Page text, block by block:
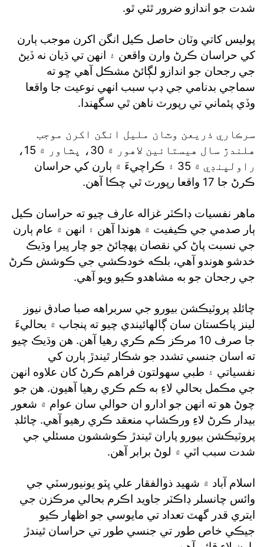
شدت جو اندازو ضرور ٿئي ٿو.
پوليس کاتي وٽان حاصل ڪيل انگن اکرن موجب ٻارن
کي حراسان ڪرڻ وارن واقعن ۽ انهن تي ڌيان نه ڏيڻ
جي رجحان جو اندازو لڳائڻ مشڪل آهي ڇو ته
سماجي بدنامي جي ڊپ سبب انهي نوعيت جا واقعا
وڏي پئماني تي رپورٽ ناهن ٿي سگهندا.
سرڪاري ذريعن وٽان مليل انگن اکرن موجب
هلندڙ سال هيستائين لاهور ۾ 30، پشاور ۾ 15،
راولپنڊي ۾ 35 ۽ ڪراچيءَ ۾ ٻارن کي حراسان
ڪرڻ جا 17 واقعا رپورٽ ٿي چڪا آهن.
ماهر نفسيات ڊاڪٽر غزاله عارف چيو ته حراسان ڪيل
ٻار صدمي جي ڪيفيت ۾ هوندا آهن ۽ انهن ۾ عام ٻارن
جي نسبت پاڻ کي نقصان پهچائڻ جو چار ڀيرا وڌيڪ
خدشو هوندو آهي، بلڪه خودڪشي جي ڪوشش ڪرڻ
جي رجحان جو به مشاهدو ڪيو ويو آهي.
چائلڊ پروٽيڪشن بيورو جي سربراهه صبا صادق نيوز
لينز پاڪستان سان ڳالهائيندي چيو ته پنجاب ۾ بحاليءَ
جا صرف 10 مرڪز ڪم ڪري رهيا آهن. هن وڌيڪ چيو
ته اسان جنسي تشدد جو شڪار ٿيندڙ ٻارن کي
نفسياتي ۽ طبي سهولتون فراهم ڪرڻ کان علاوه انهن
جي مڪمل بحالي لاءِ به ڪم ڪري رهيا آهيون. هن جو
چوڻ هو ته انهن جو ادارو ان حوالي سان عوام ۾ شعور
بيدار ڪرڻ لاءِ ورڪشاپ منعقد ڪري رهيو آهي. چائلڊ
پروٽيڪشن بيورو پاران ٿيندڙ ڪوششون مسئلي جي
شدت سبب اٽي ۾ لوڻ برابر آهن.
اسلام آباد ۾ شهيد ذوالفقار علي ڀٽو يونيورسٽي جي
وائس چانسلر ڊاڪٽر جاويد اڪرم بحالي مرڪزن جي
ايتري قدر گهٽ تعداد تي مايوسي جو اظهار ڪيو
جيڪي خاص طور تي جنسي طور تي حراسان ٿيندڙ